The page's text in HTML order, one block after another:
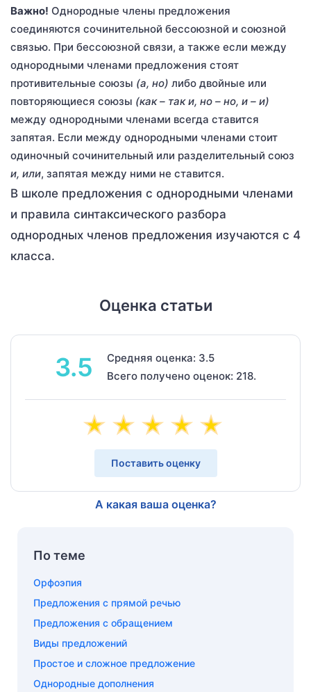
Важно! Однородные члены предложения
соединяются сочинительной бессоюзной и союзной
связью. При бессоюзной связи, а также если между
однородными членами предложения стоят
противительные союзы (а, но) либо двойные или
повторяющиеся союзы (как – так и, но – но, и – и)
между однородными членами всегда ставится
запятая. Если между однородными членами стоит
одиночный сочинительный или разделительный союз
и, или, запятая между ними не ставится.
В школе предложения с однородными членами
и правила синтаксического разбора
однородных членов предложения изучаются с 4
класса.
Оценка статьи
3.5
Средняя оценка: 3.5
Всего получено оценок: 218.
Поставить оценку
А какая ваша оценка?
По теме
Орфоэпия
Предложения с прямой речью
Предложения с обращением
Виды предложений
Простое и сложное предложение
Однородные дополнения